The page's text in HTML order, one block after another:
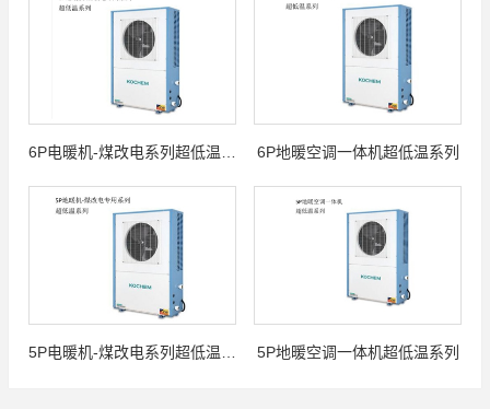
6P电暖机-煤改电系列超低温系列 6P地暖空调一体机超低温系列
5P电暖机-煤改电系列超低温系列 5P地暖空调一体机超低温系列